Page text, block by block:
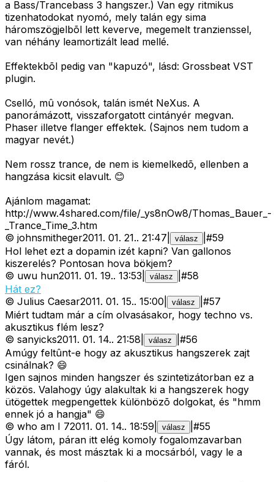
a Bass/Trancebass 3 hangszer.) Van egy ritmikus
tizenhatodokat nyomó, mely talán egy sima
háromszögjelbõl lett keverve, megemelt tranzienssel,
van néhány leamortizált lead mellé.
Effektekbõl pedig van "kapuzó", lásd: Grossbeat VST
plugin.
Cselló, mû vonósok, talán ismét NeXus. A
panorámázott, visszaforgatott cintányér megvan.
Phaser illetve flanger effektek. (Sajnos nem tudom a
magyar nevét.)
Nem rossz trance, de nem is kiemelkedõ, ellenben a
hangzása kicsit elavult. 😊
Ajánlom magamat:
http://www.4shared.com/file/_ys8nOw8/Thomas_Bauer_-
_Trance_Time_3.htm
© johnsmitheger2011. 01. 21.. 21:47 válasz #59
Hol lehet ezt a dopamin izét kapni? Van gallonos
kiszerelés? Pontosan hova bökjem?
© uwu hun2011. 01. 19.. 13:53 válasz #58
Hát ez?
© Julius Caesar2011. 01. 15.. 15:00 válasz #57
Miért tudtam már a cím olvasásakor, hogy techno vs.
akusztikus flém lesz?
© sanyicks2011. 01. 14.. 21:58 válasz #56
Amúgy feltûnt-e hogy az akusztikus hangszerek zajt
csinálnak? 😄
Igen sajnos minden hangszer és szintetizátorban ez a
közös. Valahogy úgy alakultak ki a hangszerek hogy
ütögettek megpengettek különbözõ dolgokat, és "hmm
ennek jó a hangja" 😄
© who am I 72011. 01. 14.. 18:59 válasz #55
Úgy látom, páran itt elég komoly fogalomzavarban
vannak, és most másztak ki a mocsárból, vagy le a
fáról.